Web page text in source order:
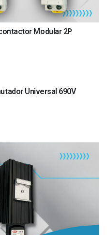
Modular 2P
Universal 690V